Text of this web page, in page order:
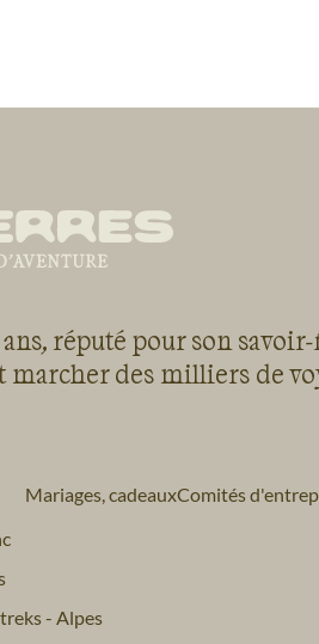
et GPS
réputé pour son
des milliers de
- Alpes
Mariages, cadeauxComités